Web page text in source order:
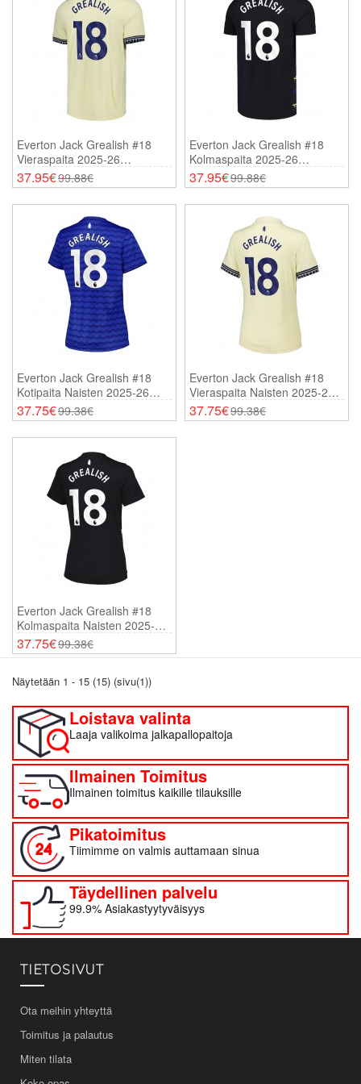
Everton Jack Grealish #18
Vieraspaita 2025-26
Lyhythihainen
37.95€99.88€
Everton Jack Grealish #18
Kolmaspaita 2025-26
Lyhythihainen
37.95€99.88€
Everton Jack Grealish #18
Kotipaita Naisten 2025-26
Lyhythihainen
37.75€99.38€
Everton Jack Grealish #18
Vieraspaita Naisten 2025-26
Lyhythihainen
37.75€99.38€
Everton Jack Grealish #18
Kolmaspaita Naisten 2025-26
Lyhythihainen
37.75€99.38€
Näytetään 1 - 15 (15) (sivu(1))
Loistava valinta
Laaja valikoima jalkapallopaitoja
Ilmainen Toimitus
Ilmainen toimitus kaikille tilauksille
Pikatoimitus
Tiimimme on valmis auttamaan sinua
Täydellinen palvelu
99.9% Asiakastyytyväisyys
TIETOSIVUT
Ota meihin yhteyttä
Toimitus ja palautus
Miten tilata